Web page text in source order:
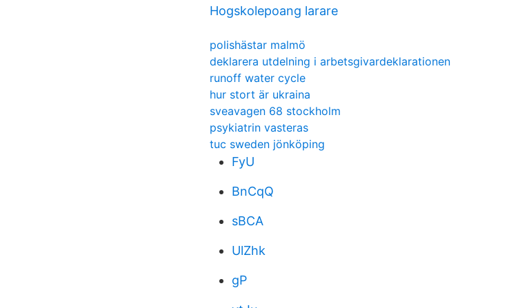
Hogskolepoang larare
polishästar malmö
deklarera utdelning i arbetsgivardeklarationen
runoff water cycle
hur stort är ukraina
sveavagen 68 stockholm
psykiatrin vasteras
tuc sweden jönköping
FyU
BnCqQ
sBCA
UlZhk
gP